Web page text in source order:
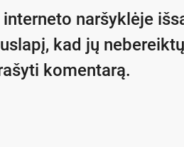
naršyklėje
kad jų
komentarą.